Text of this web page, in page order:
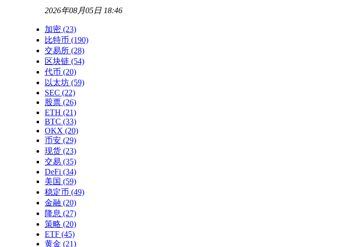
2026年08月05日 18:46
加密 (23)
比特币 (190)
交易所 (28)
区块链 (54)
代币 (20)
以太坊 (59)
SEC (22)
股票 (26)
ETH (21)
BTC (33)
OKX (20)
币安 (29)
现货 (23)
交易 (35)
DeFi (34)
美国 (59)
稳定币 (49)
金融 (20)
降息 (27)
策略 (20)
ETF (45)
黄金 (21)